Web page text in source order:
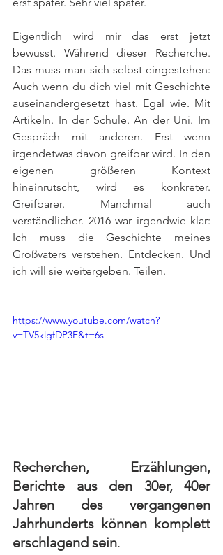
Eigentlich wird mir das erst jetzt
bewusst. Während dieser Recherche.
Das muss man sich selbst eingestehen:
Auch wenn du dich viel mit Geschichte
auseinandergesetzt hast. Egal wie. Mit
Artikeln. In der Schule. An der Uni. Im
Gespräch mit anderen. Erst wenn
irgendetwas davon greifbar wird. In den
eigenen größeren Kontext
hineinrutscht, wird es konkreter.
Greifbarer. Manchmal auch
verständlicher. 2016 war irgendwie klar:
Ich muss die Geschichte meines
Großvaters verstehen. Entdecken. Und
ich will sie weitergeben. Teilen.
https://www.youtube.com/watch?
v=TV5klgfDP3E&t=6s
Recherchen, Erzählungen,
Berichte aus den 30er, 40er
Jahren des vergangenen
Jahrhunderts können komplett
erschlagend sein.